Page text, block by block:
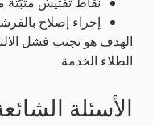
إجراء إصلاح
الهدف هو تجنب فشل
الطلاء الخدمة.
الأسئلة